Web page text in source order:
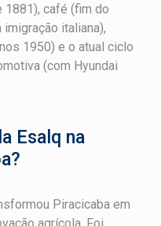
1881), café (fim do
italiana),
1950) e o atual ciclo
(com Hyundai
Esalq na
Piracicaba em